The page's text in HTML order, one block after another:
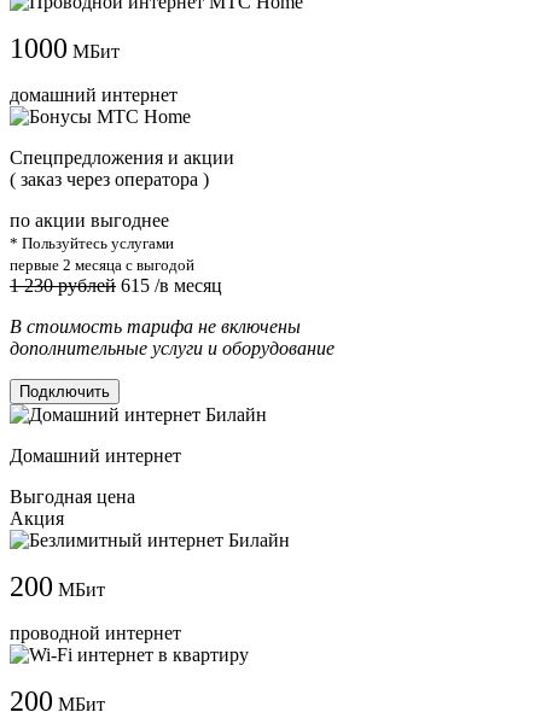
1000 МБит
домашний интернет
Cпецпредложения и акции
( заказ через оператора )
по акции выгоднее
* Пользуйтесь услугами
первые 2 месяца с выгодой
1 230 рублей 615 /в месяц
В стоимость тарифа не включены
дополнительные услуги и оборудование
Подключить
Домашний интернет
Выгодная цена
Акция
200 МБит
проводной интернет
200 МБит